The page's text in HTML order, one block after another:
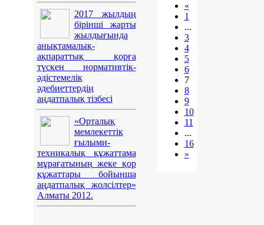
2017 жылдың
бірінші жарты
жылдығында
анықтамалық-
ақпараттық қорға
түскен нормативтік-
әдістемелік
әдебиеттердің
аңдатпалық тізбесі
«Орталық
мемлекеттік
ғылыми-
техникалық құжаттама
мұрағатының жеке қор
құжаттары бойынша
аңдатпалық жолсілтер»
Алматы 2012.
«
1
...
3
4
5
6
7
8
9
10
11
...
16
»